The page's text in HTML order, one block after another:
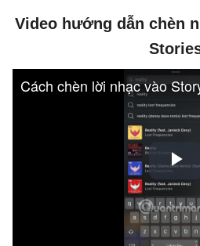
Video hướng dẫn chèn